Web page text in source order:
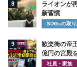
8
ライオンが
新習慣
SDGsの取
9
歓楽街の帝
億円の宮殿
社員・家族